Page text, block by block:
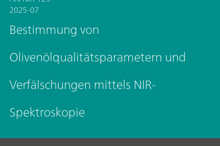
2025-07
Bestimmung von
Olivenölqualitätsparametern und
Verfälschungen mittels NIR-
Spektroskopie